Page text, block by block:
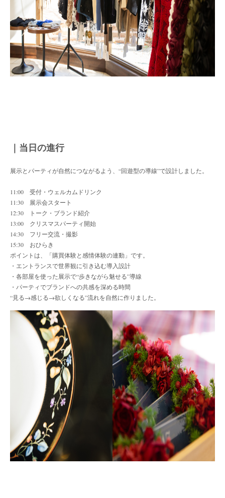
｜当日の進行
展示とパーティが自然につながるよう、“回遊型の導線”で設計しました。
11:00 受付・ウェルカムドリンク
11:30 展示会スタート
12:30 トーク・ブランド紹介
13:00 クリスマスパーティ開始
14:30 フリー交流・撮影
15:30 おひらき
ポイントは、「購買体験と感情体験の連動」です。
・エントランスで世界観に引き込む導入設計
・各部屋を使った展示で“歩きながら魅せる”導線
・パーティでブランドへの共感を深める時間
“見る→感じる→欲しくなる”流れを自然に作りました。